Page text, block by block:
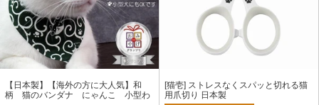
【日本製】【海外の方に大人気】和
柄 猫のバンダナ にゃんこ 小型わ
[猫壱] ストレスなくスパッと切れる猫
用爪切り 日本製